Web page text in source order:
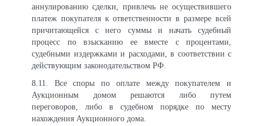
аннулированию сделки, привлечь не осуществившего
платеж покупателя к ответственности в размере всей
причитающейся с него суммы и начать судебный
процесс по взысканию ее вместе с процентами,
судебными издержками и расходами, в соответствии с
действующим законодательством РФ.
8.11.
Все споры по оплате между покупателем и
Аукционным домом решаются либо путем
переговоров, либо в судебном порядке по месту
нахождения Аукционного дома.